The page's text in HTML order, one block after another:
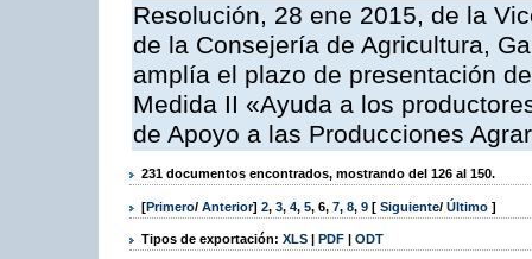
Resolución, 28 ene 2015, de la
de la Consejería de Agricultura,
amplía el plazo de presentación
Medida II «Ayuda a los
de Apoyo a las Producciones
231 documentos encontrados, mostrando del 126 al 150.
[Primero/ Anterior] 2, 3, 4, 5, 6, 7, 8, 9 [ Siguiente/ Último ]
Tipos de exportación: XLS | PDF | ODT